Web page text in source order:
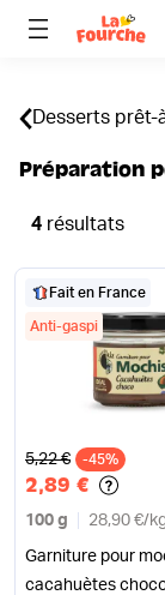
Desserts
Préparation
4 résultats
Fait en France
Anti-gaspi
Ancien prix
5,22 € -45%
2,89 €
100 g 28,90 €/
Garniture pour
cacahuètes